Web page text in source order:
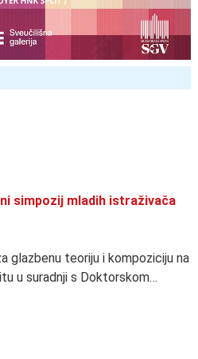
simpozij mladih istraživača
glazbenu teoriju i kompoziciju na
u suradnji s Doktorskom…